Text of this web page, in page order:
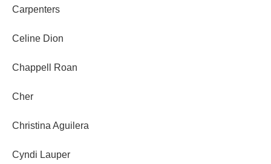
Carpenters
Celine Dion
Chappell Roan
Cher
Christina Aguilera
Cyndi Lauper